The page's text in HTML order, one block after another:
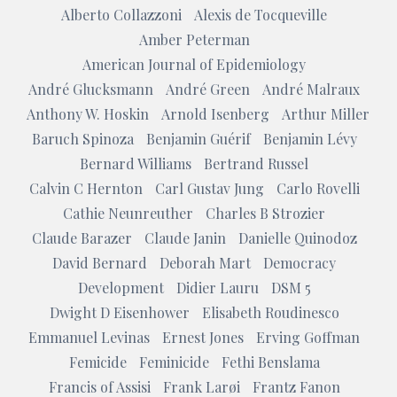
Alberto Collazzoni
Alexis de Tocqueville
Amber Peterman
American Journal of Epidemiology
André Glucksmann
André Green
André Malraux
Anthony W. Hoskin
Arnold Isenberg
Arthur Miller
Baruch Spinoza
Benjamin Guérif
Benjamin Lévy
Bernard Williams
Bertrand Russel
Calvin C Hernton
Carl Gustav Jung
Carlo Rovelli
Cathie Neunreuther
Charles B Strozier
Claude Barazer
Claude Janin
Danielle Quinodoz
David Bernard
Deborah Mart
Democracy
Development
Didier Lauru
DSM 5
Dwight D Eisenhower
Elisabeth Roudinesco
Emmanuel Levinas
Ernest Jones
Erving Goffman
Femicide
Feminicide
Fethi Benslama
Francis of Assisi
Frank Larøi
Frantz Fanon